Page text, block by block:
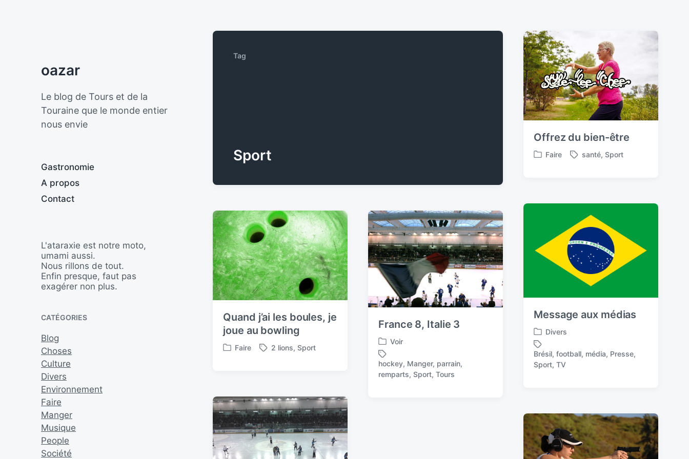
oazar
Le blog de Tours et de la
Touraine que le monde entier
nous envie
Gastronomie
A propos
Contact
L'ataraxie est notre moto,
umami aussi.
Nous rillons de tout.
Enfin presque, faut pas
exagérer non plus.
CATÉGORIES
Blog
Choses
Culture
Divers
Environnement
Faire
Manger
Musique
People
Société
Tag
Sport
Offrez du bien-être
P
e
Faire
T
e
w
t
h
santé,Sport
Message aux médias
P
o
s
t
n
Divers
T
d
w
t
h
Brésil,football, média, Presse,
Sport,TV
Quand j’ai les boules, je
joue au bowling
P
e
d
i
n
Faire
T
e
d
w
i
t
2 lions,Sport
France 8, Italie 3
P
o
s
t
Voir
T
a
hockey, Manger, parrain,
remparts,Sport,Tours